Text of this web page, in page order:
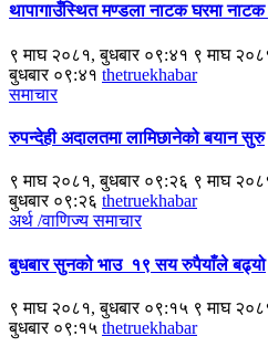
थापागाउँस्थित मण्डला नाटक घरमा
९ माघ २०८१, बुधबार ०९:४१ ९ माघ
बुधबार ०९:४१ thetruekhabar
समाचार
रुपन्देही अदालतमा लामिछानेको बयान सुरु
९ माघ २०८१, बुधबार ०९:२६ ९ माघ
बुधबार ०९:२६ thetruekhabar
अर्थ /वाणिज्यसमाचार
बुधबार सुनको भाउ १९ सय रुपैयाँले बढ्यो
९ माघ २०८१, बुधबार ०९:१५ ९ माघ
बुधबार ०९:१५ thetruekhabar